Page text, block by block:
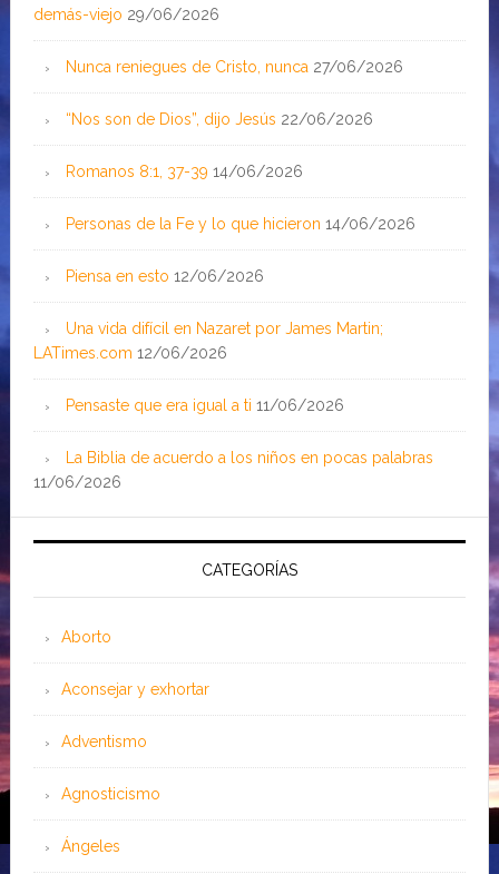
demás-viejo 29/06/2026
Nunca reniegues de Cristo, nunca 27/06/2026
“Nos son de Dios”, dijo Jesús 22/06/2026
Romanos 8:1, 37-39 14/06/2026
Personas de la Fe y lo que hicieron 14/06/2026
Piensa en esto 12/06/2026
Una vida difícil en Nazaret por James Martin;
LATimes.com 12/06/2026
Pensaste que era igual a ti 11/06/2026
La Biblia de acuerdo a los niños en pocas palabras
11/06/2026
CATEGORÍAS
Aborto
Aconsejar y exhortar
Adventismo
Agnosticismo
Ángeles